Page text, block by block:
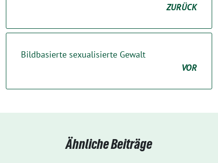
ZURÜCK
Bildbasierte sexualisierte Gewalt
VOR
Ähnliche Beiträge